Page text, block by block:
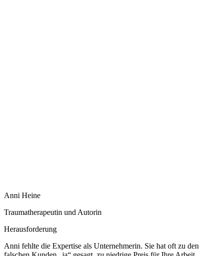
Anni Heine
Traumatherapeutin und Autorin
Herausforderung
Anni fehlte die Expertise als Unternehmerin. Sie hat oft zu den